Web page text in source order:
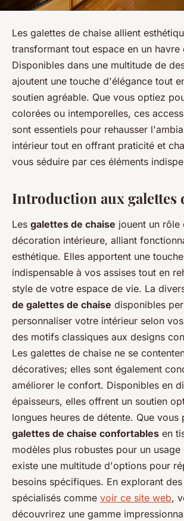
Les galettes de chaise allient
transformant tout espace en un havre
Disponibles dans une multitude de
ajoutent une touche d'élégance tout
soutien agréable. Que vous optiez
colorées ou intemporelles, ces
sont essentiels pour rehausser
intérieur tout en offrant praticité et
vous séduire par ces éléments
Introduction aux galettes
Les galettes de chaise jouent un rôle
décoration intérieure, alliant
esthétique. Elles apportent une
indispensable à vos assises tout en
style de votre espace de vie. La
de galettes de chaise disponibles
personnaliser votre intérieur selon
des motifs classiques aux designs
Les galettes de chaise ne se
décoratives; elles sont également
améliorer le confort. Disponibles en
épaisseurs, elles offrent un soutien
longues heures de détente. Que vous
galettes de chaise confortables en
modèles plus robustes pour un usage
existe une multitude d'options pour
besoins spécifiques. En explorant
spécialisés comme voir ce site web,
découvrirez une gamme